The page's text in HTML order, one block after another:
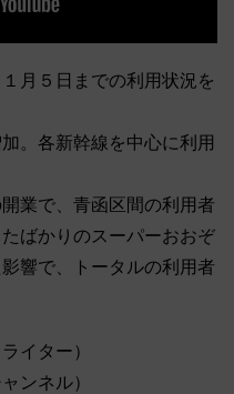
月５日までの利用状況を
。各新幹線を中心に利用
業で、青函区間の利用者
ばかりのスーパーおおぞ
響で、トータルの利用者
イター）
ンネル）